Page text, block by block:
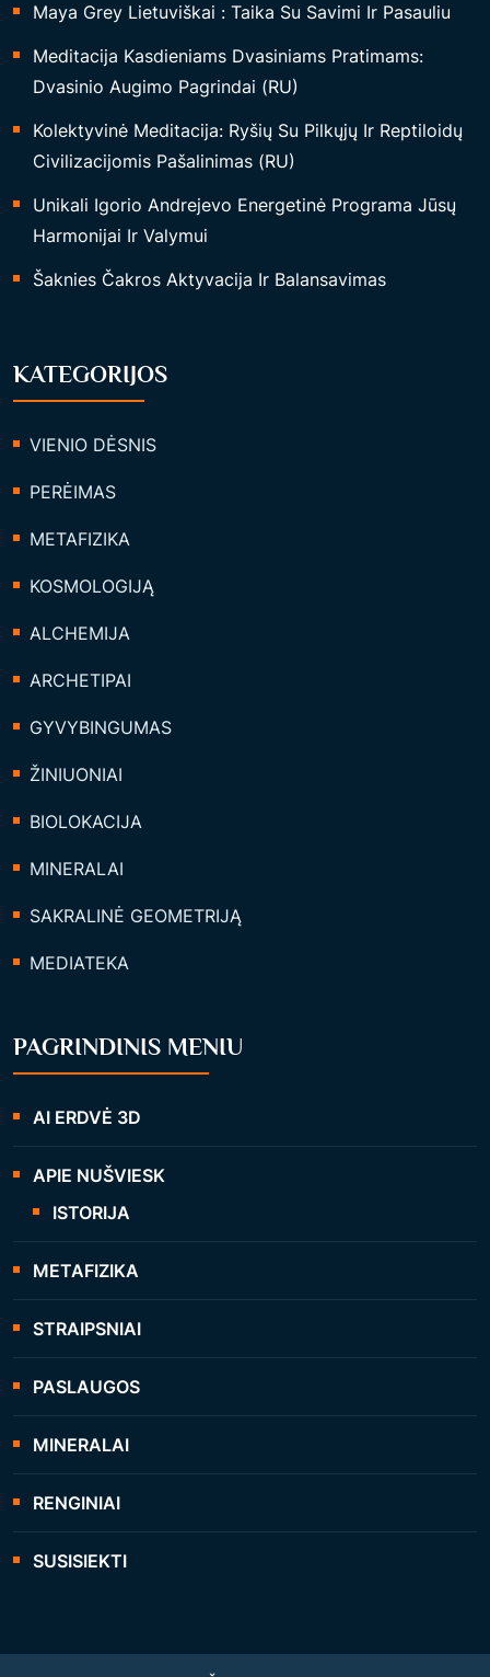
Maya Grey Lietuviškai : Taika Su Savimi Ir Pasauliu
Meditacija Kasdieniams Dvasiniams Pratimams:
Dvasinio Augimo Pagrindai (RU)
Kolektyvinė Meditacija: Ryšių Su Pilkųjų Ir Reptiloidų
Civilizacijomis Pašalinimas (RU)
Unikali Igorio Andrejevo Energetinė Programa Jūsų
Harmonijai Ir Valymui
Šaknies Čakros Aktyvacija Ir Balansavimas
KATEGORIJOS
VIENIO DĖSNIS
PERĖIMAS
METAFIZIKA
KOSMOLOGIJĄ
ALCHEMIJA
ARCHETIPAI
GYVYBINGUMAS
ŽINIUONIAI
BIOLOKACIJA
MINERALAI
SAKRALINĖ GEOMETRIJĄ
MEDIATEKA
PAGRINDINIS MENIU
AI ERDVĖ 3D
APIE NUŠVIESK
ISTORIJA
METAFIZIKA
STRAIPSNIAI
PASLAUGOS
MINERALAI
RENGINIAI
SUSISIEKTI